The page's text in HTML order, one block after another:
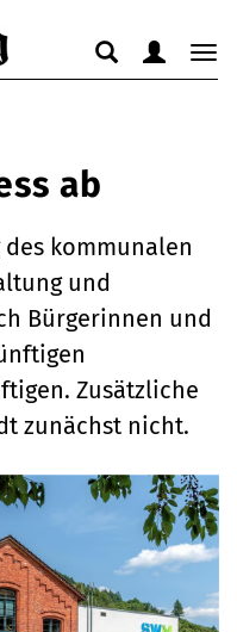
anzeigen
Suche
anzeigen
ab
kommunalen
und
Bürgerinnen und
Zusätzliche
zunächst nicht.